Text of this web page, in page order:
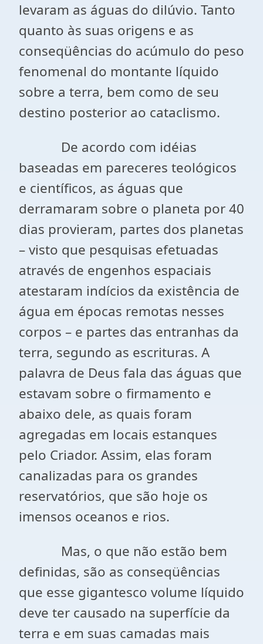
levaram as águas do dilúvio. Tanto
quanto às suas origens e as
conseqüências do acúmulo do peso
fenomenal do montante líquido
sobre a terra, bem como de seu
destino posterior ao cataclismo.
De acordo com idéias
baseadas em pareceres teológicos
e científicos, as águas que
derramaram sobre o planeta por 40
dias provieram, partes dos planetas
– visto que pesquisas efetuadas
através de engenhos espaciais
atestaram indícios da existência de
água em épocas remotas nesses
corpos – e partes das entranhas da
terra, segundo as escrituras. A
palavra de Deus fala das águas que
estavam sobre o firmamento e
abaixo dele, as quais foram
agregadas em locais estanques
pelo Criador. Assim, elas foram
canalizadas para os grandes
reservatórios, que são hoje os
imensos oceanos e rios.
Mas, o que não estão bem
definidas, são as conseqüências
que esse gigantesco volume líquido
deve ter causado na superfície da
terra e em suas camadas mais